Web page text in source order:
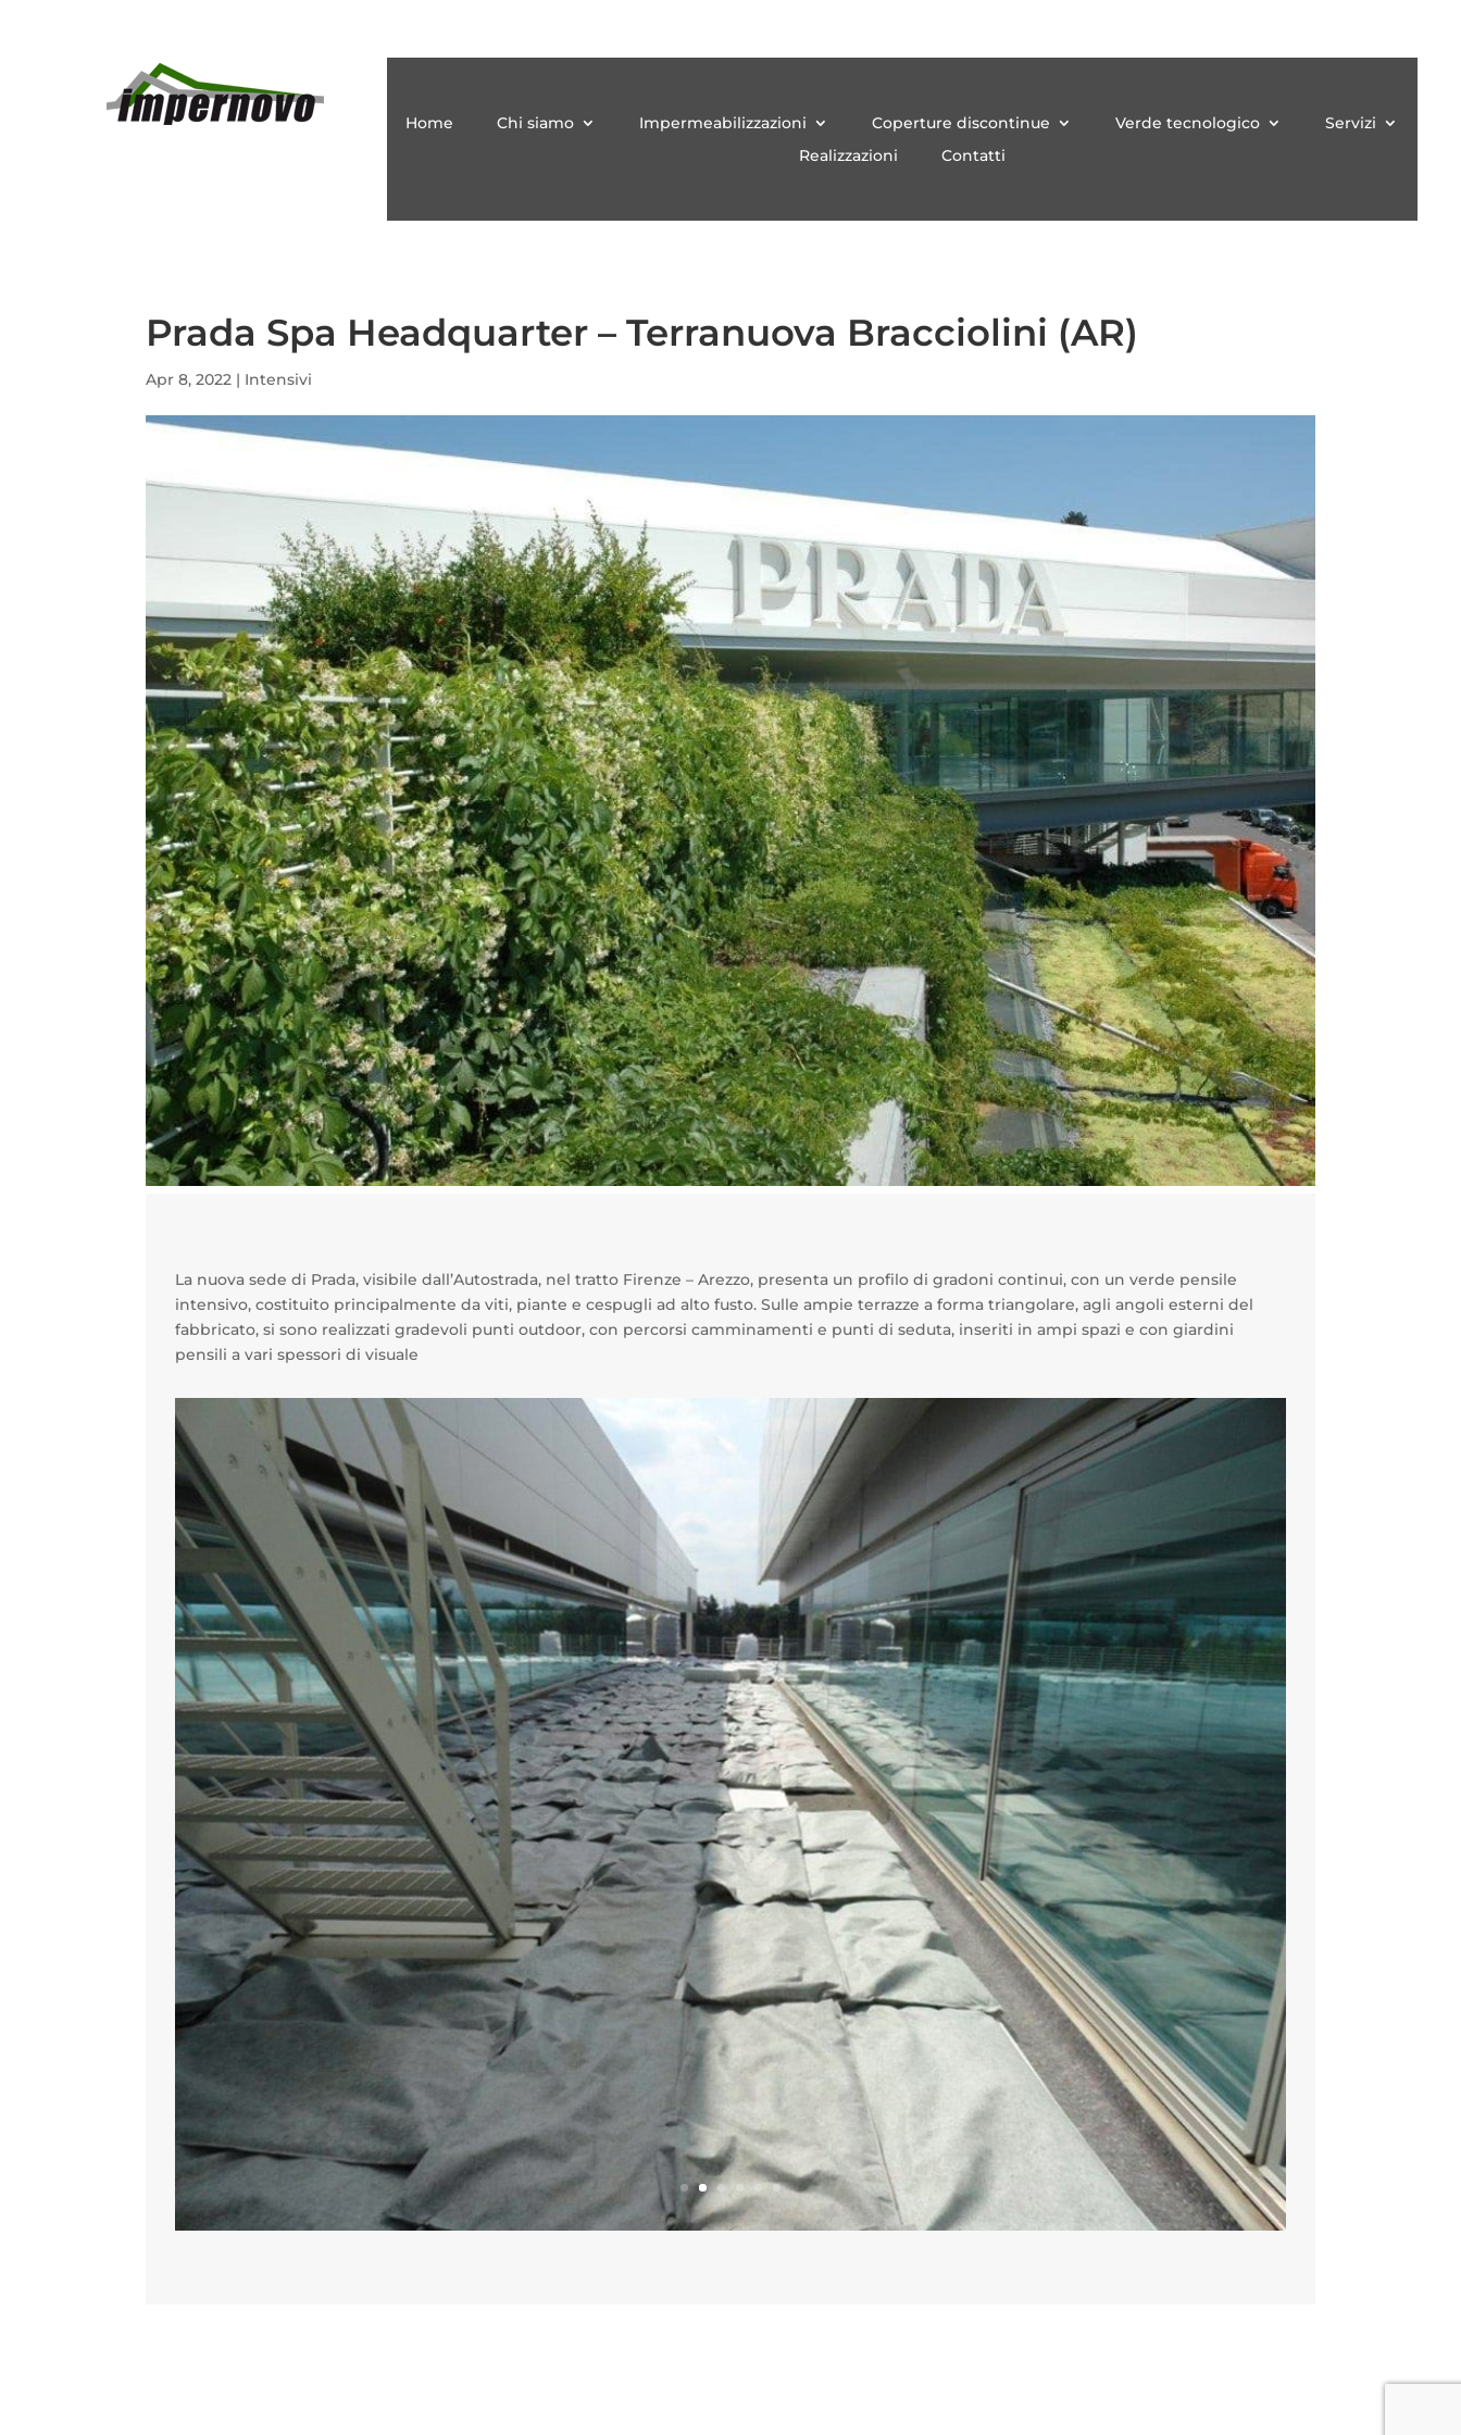
Home Chi siamo Impermeabilizzazioni Coperture discontinue Verde tecnologico
Servizi
Realizzazioni
Contatti
Prada Spa Headquarter – Terranuova Bracciolini (AR)
Apr 8, 2022 | Intensivi
La nuova sede di Prada, visibile dall’Autostrada, nel tratto Firenze – Arezzo, presenta un profilo di gradoni continui, con un verde pensile
intensivo, costituito principalmente da viti, piante e cespugli ad alto fusto. Sulle ampie terrazze a forma triangolare, agli angoli esterni del
fabbricato, si sono realizzati gradevoli punti outdoor, con percorsi camminamenti e punti di seduta, inseriti in ampi spazi e con giardini
pensili a vari spessori di visuale